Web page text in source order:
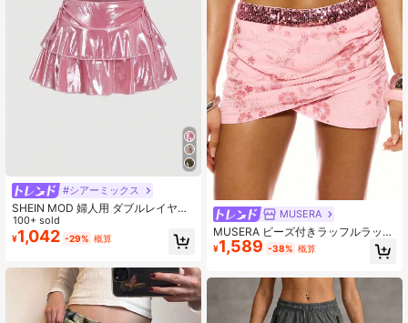
#シアーミックス
SHEIN MOD 婦人用 ダブルレイヤー
ピンクケーキミニスカート
100+ sold
¥1,042 -29% 概算
MUSERA
MUSERA ビーズ付きラッフルラップ
ミニスカート キュート セクシー ガ
ーリー 夏 春 イビサ お出かけ 休暇 フ
¥1,589 -38% 概算